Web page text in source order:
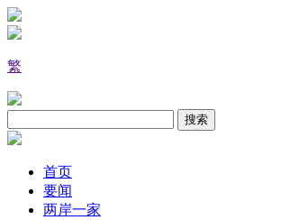
繁
首页
要闻
两岸一家